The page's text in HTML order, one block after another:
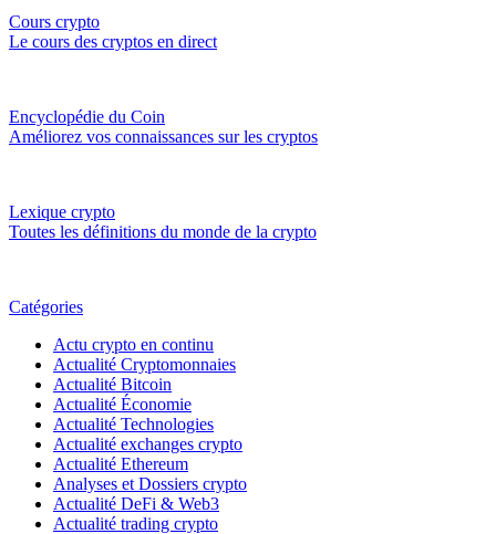
Cours crypto
Le cours des cryptos en direct
Encyclopédie du Coin
Améliorez vos connaissances sur les cryptos
Lexique crypto
Toutes les définitions du monde de la crypto
Catégories
Actu crypto en continu
Actualité Cryptomonnaies
Actualité Bitcoin
Actualité Économie
Actualité Technologies
Actualité exchanges crypto
Actualité Ethereum
Analyses et Dossiers crypto
Actualité DeFi & Web3
Actualité trading crypto